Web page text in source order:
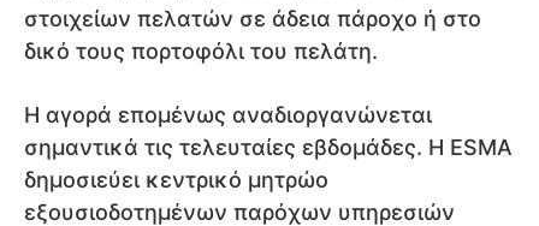
στοιχείων πελατών σε άδεια πάροχο ή στο
δικό τους πορτοφόλι του πελάτη.
Η αγορά επομένως αναδιοργανώνεται
σημαντικά τις τελευταίες εβδομάδες. Η ESMA
δημοσιεύει κεντρικό μητρώο
εξουσιοδοτημένων παρόχων υπηρεσιών